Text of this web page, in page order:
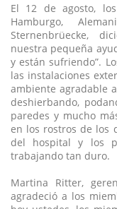
El 12 de agosto,
Hamburgo,
Sternenbrüecke,
nuestra pequeña
y están sufriendo”.
las instalaciones
ambiente agradable
deshierbando,
paredes y mucho
en los rostros de los
del hospital y los
trabajando tan duro.
Martina Ritter,
agradeció a los